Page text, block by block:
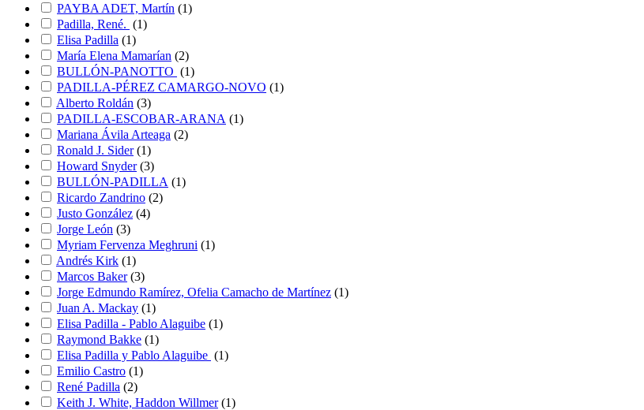
PAYBA ADET, Martín (1)
Padilla, René. (1)
Elisa Padilla (1)
María Elena Mamarían (2)
BULLÓN-PANOTTO (1)
PADILLA-PÉREZ CAMARGO-NOVO (1)
Alberto Roldán (3)
PADILLA-ESCOBAR-ARANA (1)
Mariana Ávila Arteaga (2)
Ronald J. Sider (1)
Howard Snyder (3)
BULLÓN-PADILLA (1)
Ricardo Zandrino (2)
Justo González (4)
Jorge León (3)
Myriam Fervenza Meghruni (1)
Andrés Kirk (1)
Marcos Baker (3)
Jorge Edmundo Ramírez, Ofelia Camacho de Martínez (1)
Juan A. Mackay (1)
Elisa Padilla - Pablo Alaguibe (1)
Raymond Bakke (1)
Elisa Padilla y Pablo Alaguibe (1)
Emilio Castro (1)
René Padilla (2)
Keith J. White, Haddon Willmer (1)